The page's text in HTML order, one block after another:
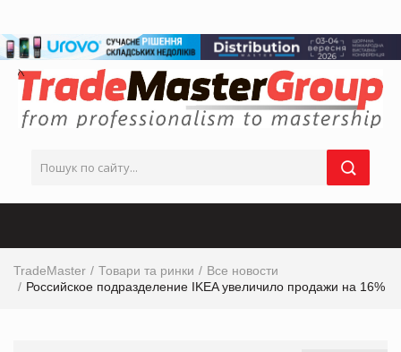
TradeMaster Товари та ринки
Все новости
Российское подразделение IKEA увеличило продажи на 16%